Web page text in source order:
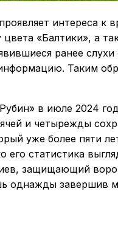
интереса к
«Балтики», а
ранее
Таким
в июле 2024
и четырежды
уже более пяти
его статистика
защищающий
однажды завершив